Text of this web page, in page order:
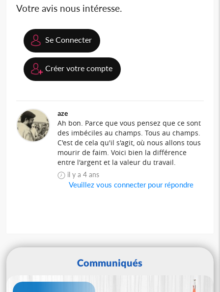
Votre avis nous intéresse.
Se Connecter
Créer votre compte
aze
Ah bon. Parce que vous pensez que ce sont
des imbéciles au champs. Tous au champs.
C'est de cela qu'il s'agit, où nous allons tous
mourir de faim. Voici bien la différence
entre l'argent et la valeur du travail.
il y a 4 ans
Veuillez vous connecter pour répondre
Communiqués